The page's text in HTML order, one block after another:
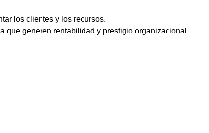
los clientes y los recursos.
que generen rentabilidad y prestigio organizacional.